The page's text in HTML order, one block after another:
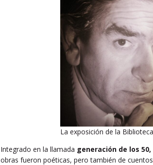
La exposición de la
Integrado en la llamada generación de los 50,
obras fueron poéticas, pero también de